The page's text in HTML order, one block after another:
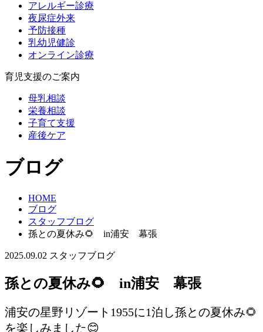
アレルギー診療
夜尿症外来
予防接種
乳幼児健診
オンライン診療
育児支援のご案内
母乳相談
栄養相談
子育て支援
産後ケア
ブログ
HOME
ブログ
スタッフブログ
孫との夏休み🌻 in浦安 幕張
2025.09.02 スタッフブログ
孫との夏休み🌻 in浦安 幕張
浦安の星野リゾート1955に1泊し孫との夏休み🌻
を楽しみました😊